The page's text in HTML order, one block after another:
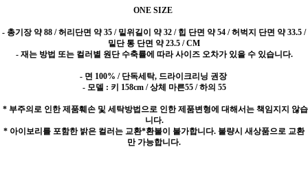
ONE SIZE
- 총기장 약 88 / 허리단면 약 35 / 밑위길이 약 32 / 힙 단면 약 54 / 허벅지 단면 약 33.5 /
밑단 통 단면 약 23.5 / CM
- 재는 방법 또는 컬러별 원단 수축률에 따라 사이즈 오차가 있을 수 있습니다.
- 면 100% / 단독세탁, 드라이크리닝 권장
- 모델 : 키 158cm / 상체 마른55 / 하의 55
* 부주의로 인한 제품훼손 및 세탁방법으로 인한 제품변형에 대해서는 책임지지 않습
니다.
* 아이보리를 포함한 밝은 컬러는 교환*환불이 불가합니다. 불량시 새상품으로 교환
만 가능합니다.